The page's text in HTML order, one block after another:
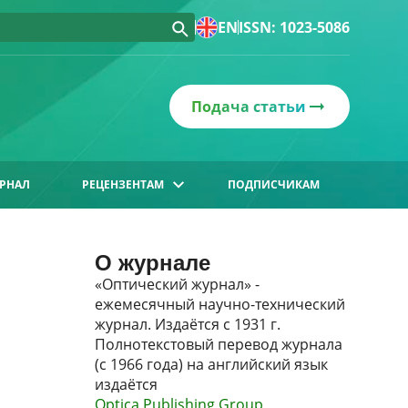
ENISSN: 1023-5086
Подача статьи
РЕЦЕНЗЕНТАМ ПОДПИСЧИКАМ
О журнале
«Оптический журнал» -
ежемесячный научно-технический
журнал. Издаётся с 1931 г.
Полнотекстовый перевод журнала
(с 1966 года) на английский язык
издаётся